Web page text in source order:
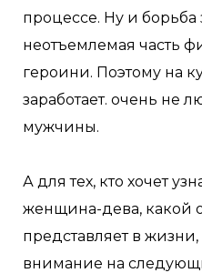
процессе. Ну и
неотъемлемая часть
героини. Поэтому на
заработает. очень не
мужчины.
А для тех, кто хочет
женщина-дева, какой
представляет в жизни,
внимание на